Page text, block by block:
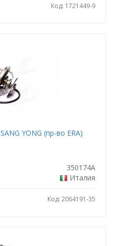
Код: 1721449-9
YONG (пр-во ERA)
350174A
Италия
Код: 2064191-35